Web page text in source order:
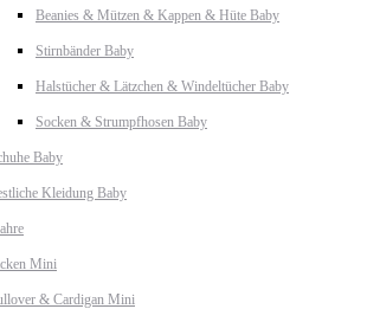
Beanies & Mützen & Kappen & Hüte Baby
Stirnbänder Baby
Halstücher & Lätzchen & Windeltücher Baby
Socken & Strumpfhosen Baby
Baby
Kleidung Baby
Mini
& Cardigan Mini